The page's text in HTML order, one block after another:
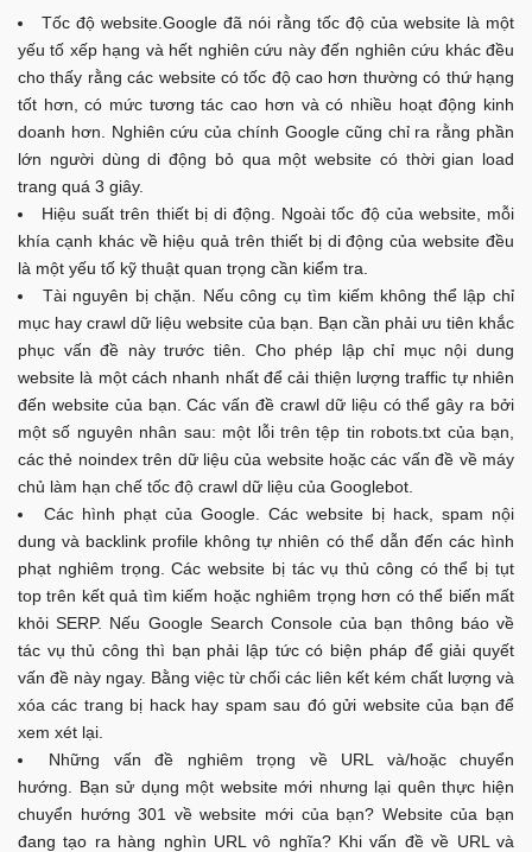
Tốc độ website.Google đã nói rằng tốc độ của website là một
yếu tố xếp hạng và hết nghiên cứu này đến nghiên cứu khác đều
cho thấy rằng các website có tốc độ cao hơn thường có thứ hạng
tốt hơn, có mức tương tác cao hơn và có nhiều hoạt động kinh
doanh hơn. Nghiên cứu của chính Google cũng chỉ ra rằng phần
lớn người dùng di động bỏ qua một website có thời gian load
trang quá 3 giây.
Hiệu suất trên thiết bị di động. Ngoài tốc độ của website, mỗi
khía cạnh khác về hiệu quả trên thiết bị di động của website đều
là một yếu tố kỹ thuật quan trọng cần kiểm tra.
Tài nguyên bị chặn. Nếu công cụ tìm kiếm không thể lập chỉ
mục hay crawl dữ liệu website của bạn. Bạn cần phải ưu tiên khắc
phục vấn đề này trước tiên. Cho phép lập chỉ mục nội dung
website là một cách nhanh nhất để cải thiện lượng traffic tự nhiên
đến website của bạn. Các vấn đề crawl dữ liệu có thể gây ra bởi
một số nguyên nhân sau: một lỗi trên tệp tin robots.txt của bạn,
các thẻ noindex trên dữ liệu của website hoặc các vấn đề về máy
chủ làm hạn chế tốc độ crawl dữ liệu của Googlebot.
Các hình phạt của Google. Các website bị hack, spam nội
dung và backlink profile không tự nhiên có thể dẫn đến các hình
phạt nghiêm trọng. Các website bị tác vụ thủ công có thể bị tụt
top trên kết quả tìm kiếm hoặc nghiêm trọng hơn có thể biến mất
khỏi SERP. Nếu Google Search Console của bạn thông báo về
tác vụ thủ công thì bạn phải lập tức có biện pháp để giải quyết
vấn đề này ngay. Bằng việc từ chối các liên kết kém chất lượng và
xóa các trang bị hack hay spam sau đó gửi website của bạn để
xem xét lại.
Những vấn đề nghiêm trọng về URL và/hoặc chuyển
hướng. Bạn sử dụng một website mới nhưng lại quên thực hiện
chuyển hướng 301 về website mới của bạn? Website của bạn
đang tạo ra hàng nghìn URL vô nghĩa? Khi vấn đề về URL và